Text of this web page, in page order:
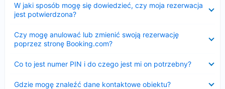
W jaki sposób mogę się dowiedzieć, czy moja rezerwacja
jest potwierdzona?
Czy mogę anulować lub zmienić swoją rezerwację
poprzez stronę Booking.com?
Co to jest numer PIN i do czego jest mi on potrzebny?
Gdzie mogę znaleźć dane kontaktowe obiektu?